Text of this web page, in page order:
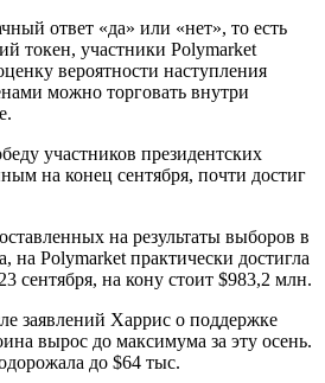
ответ «да» или «нет», то есть
токен, участники Polymarket
вероятности наступления
можно торговать внутри
участников президентских
на конец сентября, почти достиг
на результаты выборов в
Polymarket практически достигла
сентября, на кону стоит $983,2 млн.
заявлений Харрис о поддержке
вырос до максимума за эту осень.
до $64 тыс.